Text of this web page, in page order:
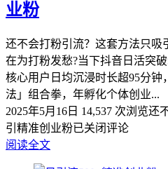
业粉
还不会打粉引流？这套方法只吸
在为打粉发愁?当下抖音日活突
核心用户日均沉浸时长超95分钟
法」组合拳，年孵化个体创业...
2025年5月16日 14,537 次浏览还
引精准创业粉已关闭评论
阅读全文